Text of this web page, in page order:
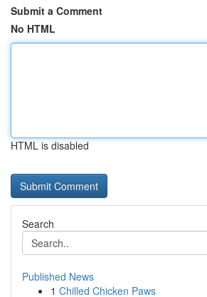
Submit a Comment
No HTML
HTML is disabled
Search
Published News
1 Chilled Chicken Paws